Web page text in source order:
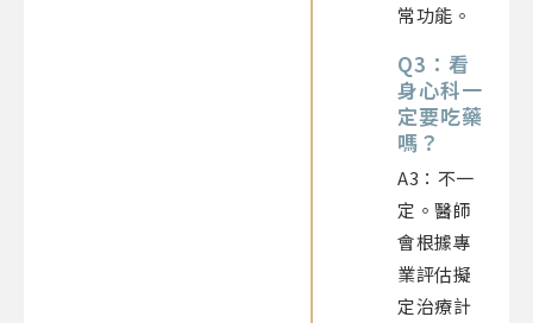
常功能。
Q3：看
身心科一
定要吃藥
嗎？
A3：不一
定。醫師
會根據專
業評估擬
定治療計